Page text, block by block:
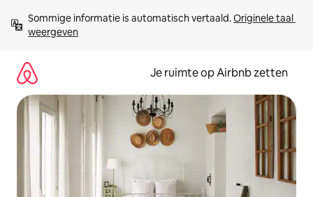
direct
naar
Sommige informatie is automatisch vertaald. Originele taal
weergeven
Je ruimte op Airbnb zetten